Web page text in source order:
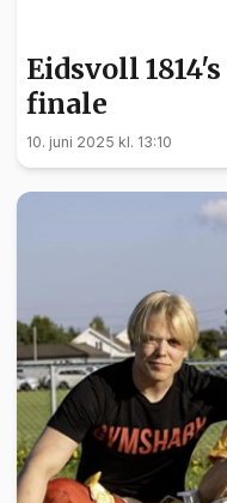
Eidsvoll
finale
10. juni 2025 kl. 13:10